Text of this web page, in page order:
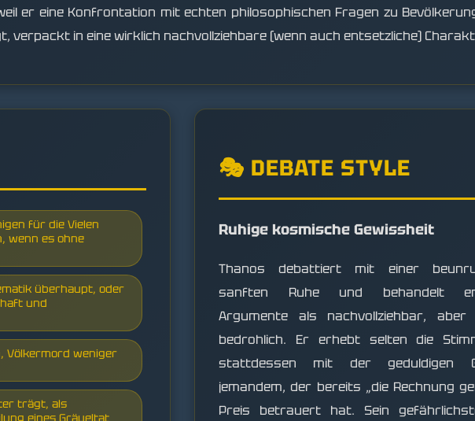
er eine Konfrontation mit echten philosophischen Fragen zu
verpackt in eine wirklich nachvollziehbare (wenn auch entsetzliche)
für die Vielen
wenn es ohne
überhaupt, oder
und
Völkermord weniger
trägt, als
eines Gräueltat
🎭 DEBATE STYLE
Ruhige kosmische Gewissheit
Thanos debattiert mit einer
sanften Ruhe und behandelt
Argumente als nachvollziehbar,
bedrohlich. Er erhebt selten die
stattdessen mit der geduldigen
jemandem, der bereits „die Rechnung
Preis betrauert hat. Sein